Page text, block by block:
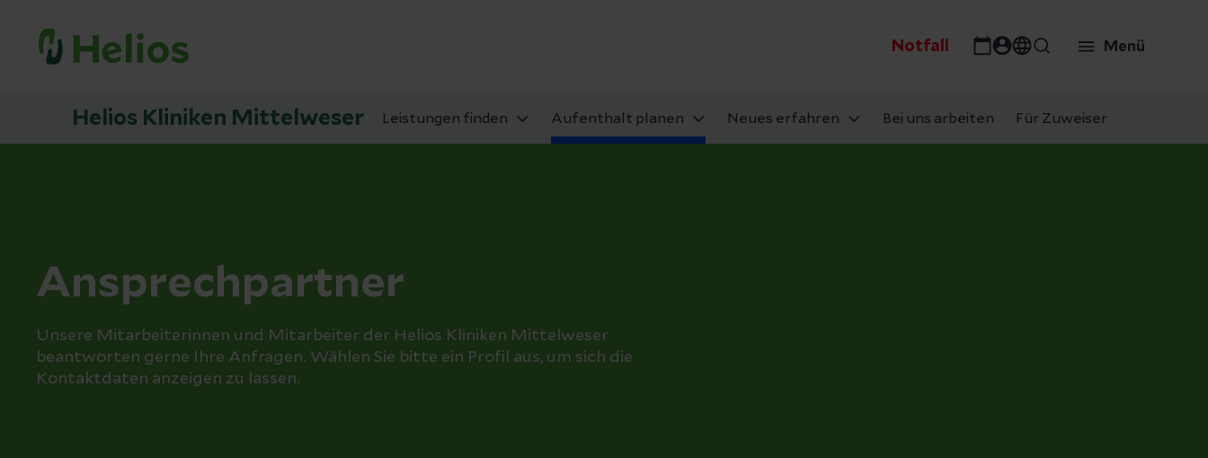
Notfall Menü
Helios Kliniken Mittelweser Leistungen finden Aufenthalt planen Neues erfahren Bei uns arbeiten Für Zuweiser
Ansprechpartner
Unsere Mitarbeiterinnen und Mitarbeiter der Helios Kliniken Mittelweser
beantworten gerne Ihre Anfragen. Wählen Sie bitte ein Profil aus, um sich die
Kontaktdaten anzeigen zu lassen.